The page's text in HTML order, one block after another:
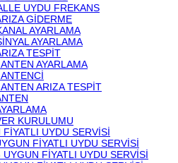
UYDU FREKANS
GİDERME
AYARLAMA
AYARLAMA
TESPİT
AYARLAMA
ARIZA TESPİT
KURULUMU
UYDU SERVİSİ
FİYATLI UYDU SERVİSİ
UYGUN FİYATLI UYDU SERVİSİ